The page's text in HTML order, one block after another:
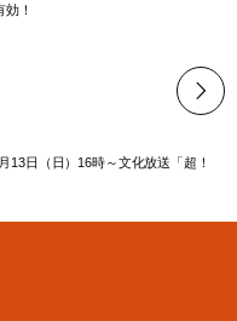
効！
13日（日）16時～文化放送「超！